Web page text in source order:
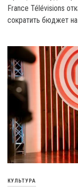
France Télévisions
сократить бюджет
КУЛЬТУРА